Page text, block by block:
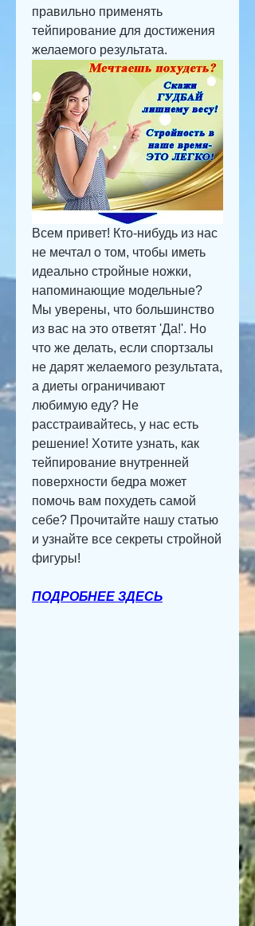
правильно применять
тейпирование для достижения
желаемого результата.
Всем привет! Кто-нибудь из нас
не мечтал о том, чтобы иметь
идеально стройные ножки,
напоминающие модельные?
Мы уверены, что большинство
из вас на это ответят 'Да!'. Но
что же делать, если спортзалы
не дарят желаемого результата,
а диеты ограничивают
любимую еду? Не
расстраивайтесь, у нас есть
решение! Хотите узнать, как
тейпирование внутренней
поверхности бедра может
помочь вам похудеть самой
себе? Прочитайте нашу статью
и узнайте все секреты стройной
фигуры!
ПОДРОБНЕЕ ЗДЕСЬ